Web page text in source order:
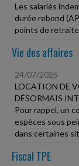
Les salariés
durée rebond
points de
Vie des affaires
24/07/2025
LOCATION DE
DÉSORMAIS
Pour rappel, un
espèces sous
dans certaines
Fiscal TPE